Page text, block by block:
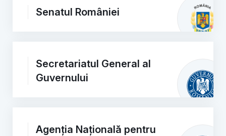
Senatul României
Secretariatul General al
Guvernului
Agenția Națională pentru